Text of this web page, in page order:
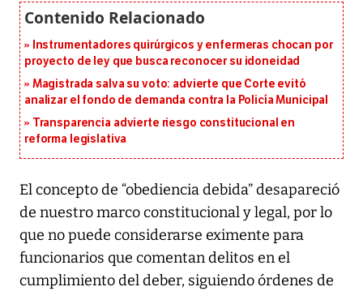
Instrumentadores quirúrgicos y enfermeras chocan por
proyecto de ley que busca reconocer su idoneidad
Magistrada salva su voto: advierte que Corte evitó
analizar el fondo de demanda contra la Policía Municipal
Transparencia advierte riesgo constitucional en
reforma legislativa
El concepto de “obediencia debida” desapareció
de nuestro marco constitucional y legal, por lo
que no puede considerarse eximente para
funcionarios que comentan delitos en el
cumplimiento del deber, siguiendo órdenes de